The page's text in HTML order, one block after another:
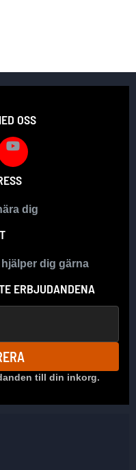
OSS
dig
dig gärna
ERBJUDANDENA
till din inkorg.